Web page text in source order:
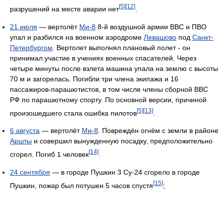
разрушений на месте аварии нет[5] [12]
21 июля — вертолёт Ми-8 8-й воздушной армии ВВС и ПВО
упал и разбился на военном аэродроме Левашово под Санкт-
Петербургом . Вертолет выполнял плановый полет - он
принимал участие в учениях военных спасателей. Через
четыре минуты после взлета машина упала на землю с высоты
70 м и загорелась. Погибли три члена экипажа и 16
пассажиров-парашютистов, в том числе члены сборной ВВС
РФ по парашютному спорту. По основной версии, причиной
произошедшего стала ошибка пилотов[5][13]
6 августа — вертолёт Ми-8. Повреждён огнём с земли в районе
Аршты и совершил вынужденную посадку, предположительно
сгорел. Погиб 1 человек[14]
24 сентября — в городе Пушкин 3 Су-24 сгорело в городе
Пушкин, пожар был потушен 5 часов спустя [15];